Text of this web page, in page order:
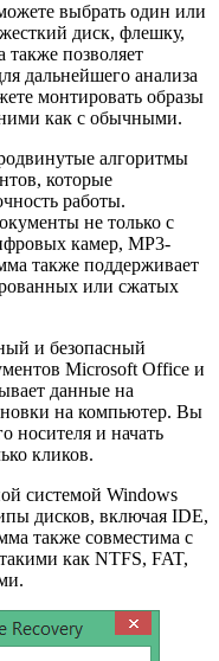
выбрать один или
диск, флешку,
позволяет
дальнейшего анализа
монтировать образы
ними как с обычными.
алгоритмы
которые
работы.
не только с
камер, MP3-
также поддерживает
или сжатых
и безопасный
Microsoft Office и
данные на
на компьютер. Вы
носителя и начать
кликов.
системой Windows
дисков, включая IDE,
также совместима с
как NTFS, FAT,